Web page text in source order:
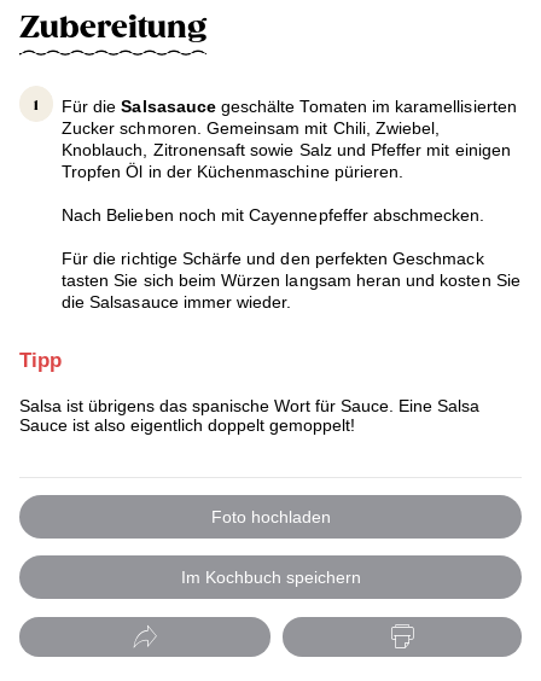
Zubereitung
Für dieSalsasaucegeschälte Tomaten im karamellisierten
Zucker schmoren. Gemeinsam mit Chili, Zwiebel,
Knoblauch, Zitronensaft sowie Salz und Pfeffer mit einigen
Tropfen Öl in der Küchenmaschine pürieren.
Nach Belieben noch mit Cayennepfeffer abschmecken.
Für die richtige Schärfe und den perfekten Geschmack
tasten Sie sich beim Würzen langsam heran und kosten Sie
die Salsasauce immer wieder.
Tipp
Salsa ist übrigens das spanische Wort für Sauce. Eine Salsa
Sauce ist also eigentlich doppelt gemoppelt!
Foto hochladen
Im Kochbuch speichern